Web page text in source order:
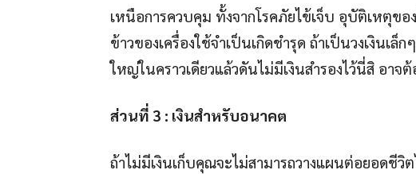
เหนือการควบคุม ทั้งจากโรคภัยไข้เจ็บ อุบัติเหตุข
ข้าวของเครื่องใช้จำเป็นเกิดชำรุด ถ้าเป็นวงเงินเ
ใหญ่ในคราวเดียวแล้วดันไม่มีเงินสำรองไว้นี่สิ อา
ส่วนที่ 3 : เงินสำหรับอนาคต
ถ้าไม่มีเงินเก็บคุณจะไม่สามารถวางแผนต่อยอดชีวิ